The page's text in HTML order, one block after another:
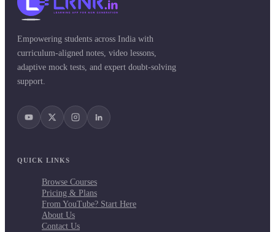
Empowering students across India with
curriculum-aligned notes, video lessons,
adaptive mock tests, and expert doubt-solving
support.
QUICK LINKS
Browse Courses
Pricing & Plans
From YouTube? Start Here
About Us
Contact Us